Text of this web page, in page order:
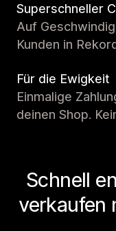
Superschneller
Auf
Kunden in
Für die Ewigkeit
Einmalige
deinen Shop.
Schnell
verkaufen